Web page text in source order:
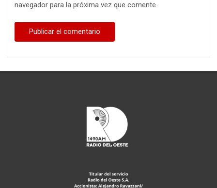
navegador para la próxima vez que comente.